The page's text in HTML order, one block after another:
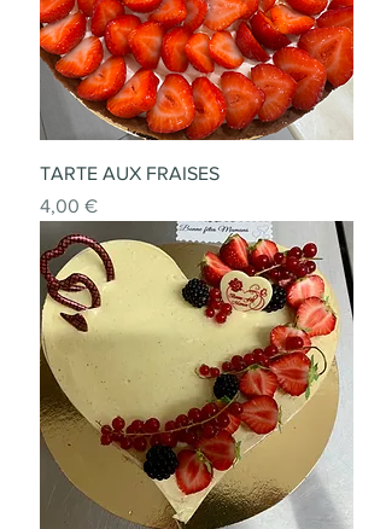
TARTE AUX FRAISES
Prix
4,00 €